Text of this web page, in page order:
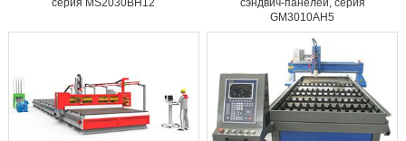
серия MS2030BH12
сэндвич-панелей, серия
GM3010AH5